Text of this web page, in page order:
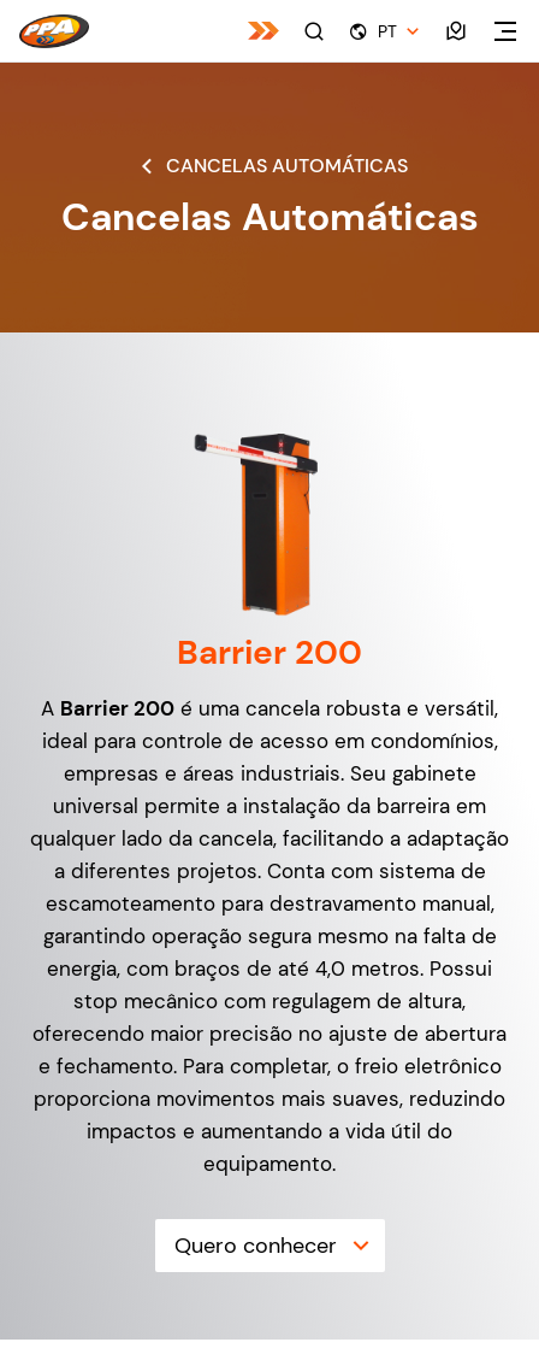
PT
CANCELAS AUTOMÁTICAS
Cancelas Automáticas
Barrier 200
A Barrier 200 é uma cancela robusta e versátil,
ideal para controle de acesso em condomínios,
empresas e áreas industriais. Seu gabinete
universal permite a instalação da barreira em
qualquer lado da cancela, facilitando a adaptação
a diferentes projetos. Conta com sistema de
escamoteamento para destravamento manual,
garantindo operação segura mesmo na falta de
energia, com braços de até 4,0 metros. Possui
stop mecânico com regulagem de altura,
oferecendo maior precisão no ajuste de abertura
e fechamento. Para completar, o freio eletrônico
proporciona movimentos mais suaves, reduzindo
impactos e aumentando a vida útil do
equipamento.
Quero conhecer